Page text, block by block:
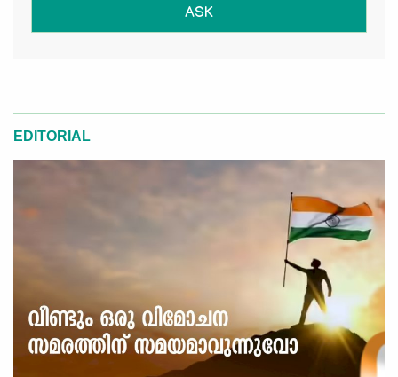
ASK
EDITORIAL